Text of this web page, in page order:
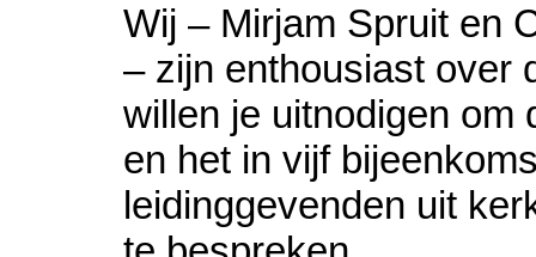
Wij – Mirjam Spruit en
– zijn enthousiast over
willen je uitnodigen om
en het in vijf
leidinggevenden uit